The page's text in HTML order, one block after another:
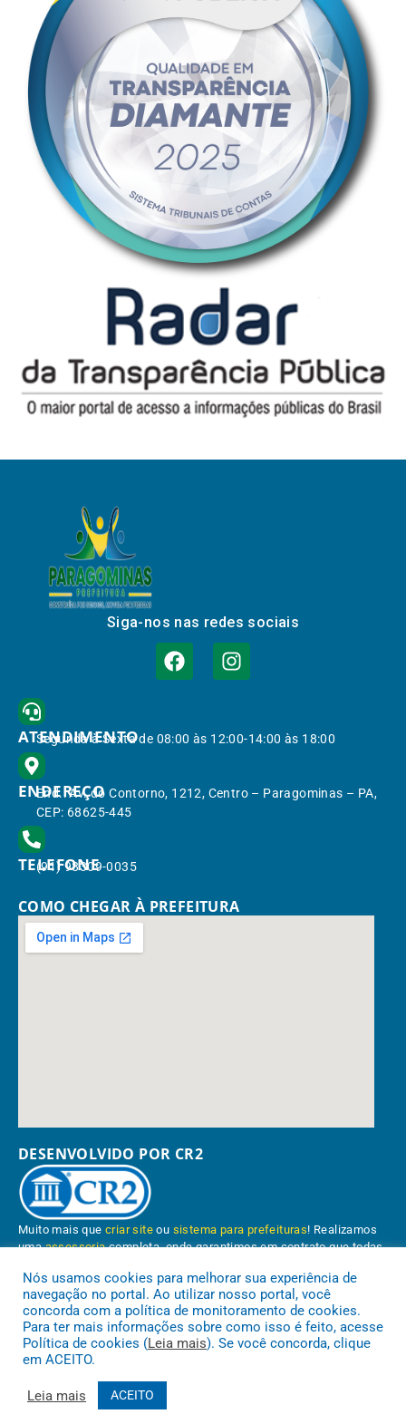
Siga-nos nas redes sociais
ATENDIMENTO
Segunda à Sexta de 08:00 às 12:00-14:00 às 18:00
ENDEREÇO
End.: Av. do Contorno, 1212, Centro – Paragominas – PA,
CEP: 68625-445
TELEFONE
(91) 98309-0035
COMO CHEGAR À PREFEITURA
DESENVOLVIDO POR CR2
Muito mais quecriar site ou sistema para prefeituras! Realizamos
umaassessoriacompleta, onde garantimos em contrato que todas
Conheça oPNTP e oRadar da Transparência Pública
Nós usamos cookies para melhorar sua experiência de
navegação no portal. Ao utilizar nosso portal, você
concorda com a política de monitoramento de cookies.
Para ter mais informações sobre como isso é feito, acesse
Política de cookies (Leia mais). Se você concorda, clique
em ACEITO.
Leia mais ACEITO